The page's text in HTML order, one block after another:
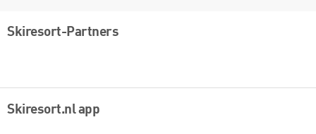
Skiresort-Partners
Skiresort.nl app